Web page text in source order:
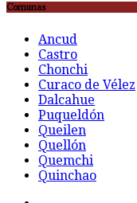
Comunas
Ancud
Castro
Chonchi
Curaco de Vélez
Dalcahue
Puqueldón
Queilen
Quellón
Quemchi
Quinchao